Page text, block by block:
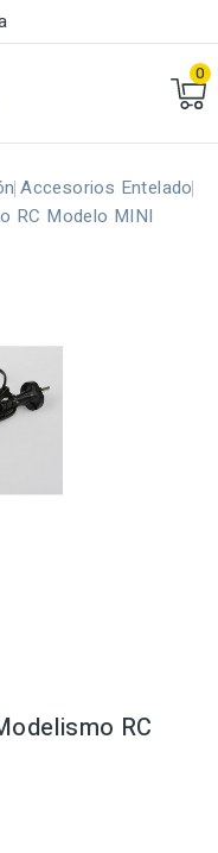
0
Accesorios Entelado
RC Modelo MINI
RC